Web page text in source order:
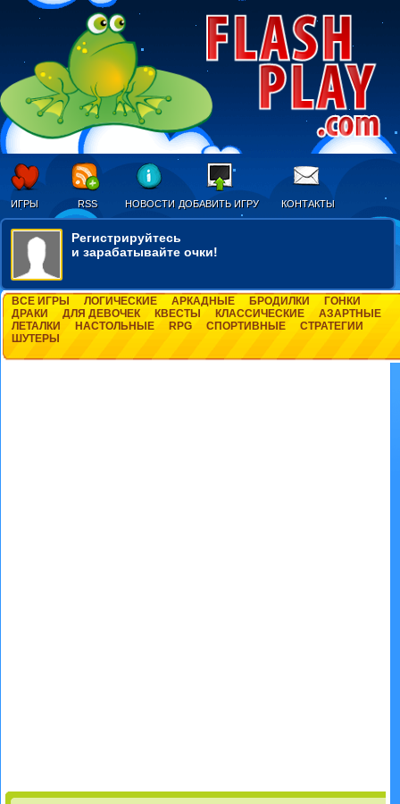
ИГРЫ RSS НОВОСТИ ДОБАВИТЬ ИГРУ КОНТАКТЫ
Регистрируйтесь
и зарабатывайте очки!
ВСЕ ИГРЫ ЛОГИЧЕСКИЕ АРКАДНЫЕ БРОДИЛКИ
ГОНКИ
ДРАКИ
ДЛЯ ДЕВОЧЕК КВЕСТЫ КЛАССИЧЕСКИЕ
АЗАРТНЫЕ
ЛЕТАЛКИ
НАСТОЛЬНЫЕ RPG СПОРТИВНЫЕ
СТРАТЕГИИ
ШУТЕРЫ